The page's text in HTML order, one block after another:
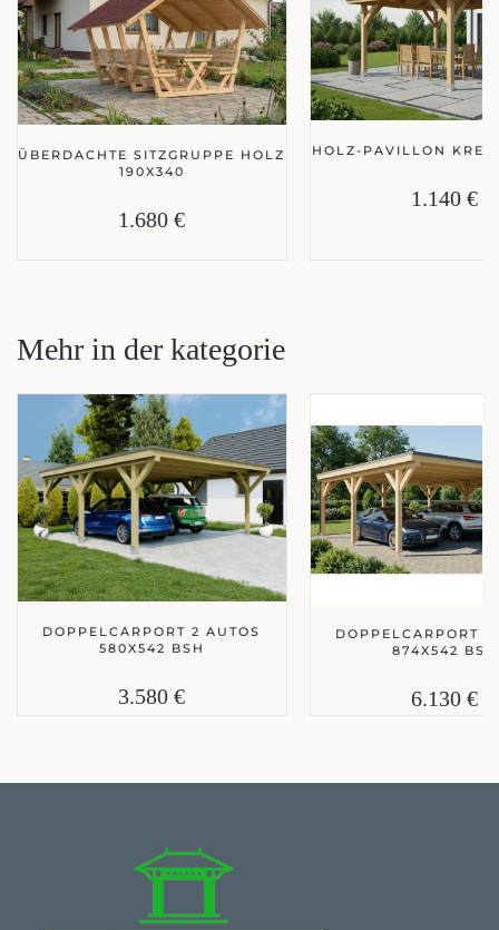
ÜBERDACHTE SITZGRUPPE HOLZ
190X340
1.680 €
HOLZ-PAVILLON
1.140 €
Mehr in der kategorie
DOPPELCARPORT 2 AUTOS
580X542 BSH
3.580 €
DOPPELCARPORT 3
874X542 BSH
6.130 €